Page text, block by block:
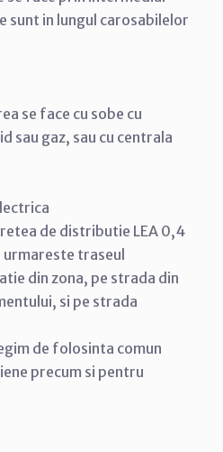
sunt in lungul carosabilelor
se face cu sobe cu
sau gaz, sau cu centrala
de distributie LEA 0,4
urmareste traseul
din zona, pe strada din
si pe strada
de folosinta comun
precum si pentru